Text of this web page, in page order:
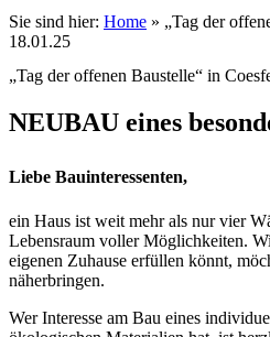
Sie sind hier: Home » „Tag der
18.01.25
„Tag der offenen Baustelle“ in
NEUBAU eines
Liebe Bauinteressenten,
ein Haus ist weit mehr als nur vier
Lebensraum voller Möglichkeiten.
eigenen Zuhause erfüllen könnt,
näherbringen.
Wer Interesse am Bau eines